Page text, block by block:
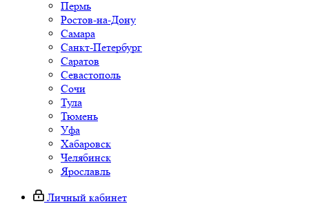
Пермь
Ростов-на-Дону
Самара
Санкт-Петербург
Саратов
Севастополь
Сочи
Тула
Тюмень
Уфа
Хабаровск
Челябинск
Ярославль
Личный кабинет